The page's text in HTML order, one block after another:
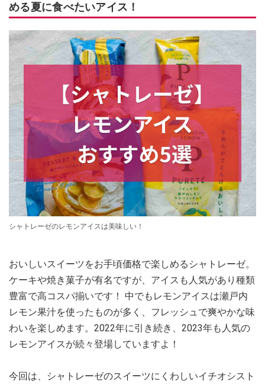
める夏に食べたいアイス！
シャトレーゼのレモンアイスは美味しい！
おいしいスイーツをお手頃価格で楽しめるシャトレーゼ。
ケーキや焼き菓子が有名ですが、アイスも人気があり種類
豊富で高コスパ揃いです！ 中でもレモンアイスは瀬戸内
レモン果汁を使ったものが多く、フレッシュで爽やかな味
わいを楽しめます。2022年に引き続き、2023年も人気の
レモンアイスが続々登場していますよ！
今回は、シャトレーゼのスイーツにくわしいイチオシスト